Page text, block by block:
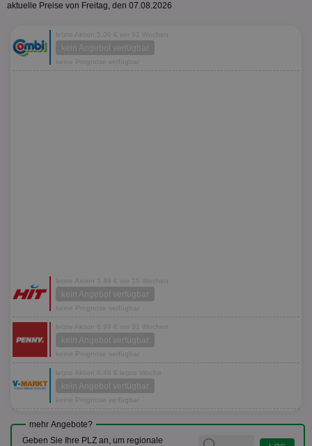
aktuelle Preise von Freitag, den 07.08.2026
letzte Aktion 5,00 € vor 91 Wochen
kein Angebot verfügbar
keine Prognose verfügbar
letzte Aktion 5,49 € vor 15 Wochen
kein Angebot verfügbar
keine Prognose verfügbar
letzte Aktion 6,99 € vor 31 Wochen
kein Angebot verfügbar
keine Prognose verfügbar
letzte Aktion 6,49 € letzte Woche
kein Angebot verfügbar
keine Prognose verfügbar
mehr Angebote?
Geben Sie Ihre PLZ an, um regionale